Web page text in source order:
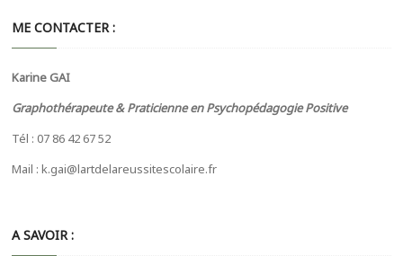
ME CONTACTER :
Karine GAI
Graphothérapeute & Praticienne en Psychopédagogie Positive
Tél : 07 86 42 67 52
Mail : k.gai@lartdelareussitescolaire.fr
A SAVOIR :